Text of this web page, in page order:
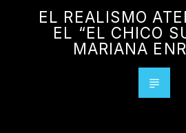
EL REALISMO
EL “EL CHICO
MARIANA